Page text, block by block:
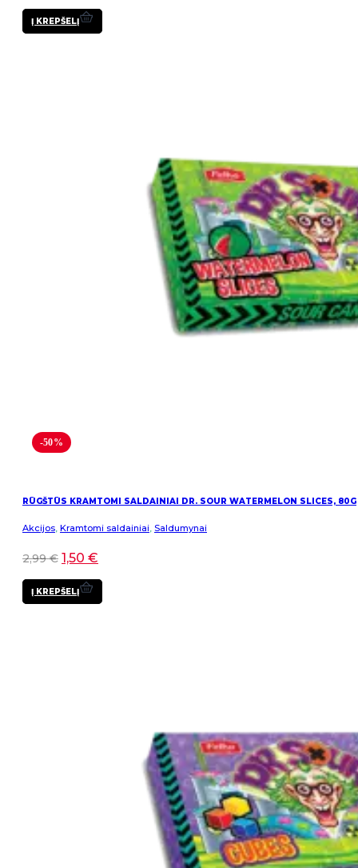
Į KREPŠELĮ
-50%
RŪGŠTŪS KRAMTOMI SALDAINIAI DR. SOUR WATERMELON SLICES, 80G
Akcijos, Kramtomi saldainiai, Saldumynai
2,99€ 1,50 €
Į KREPŠELĮ